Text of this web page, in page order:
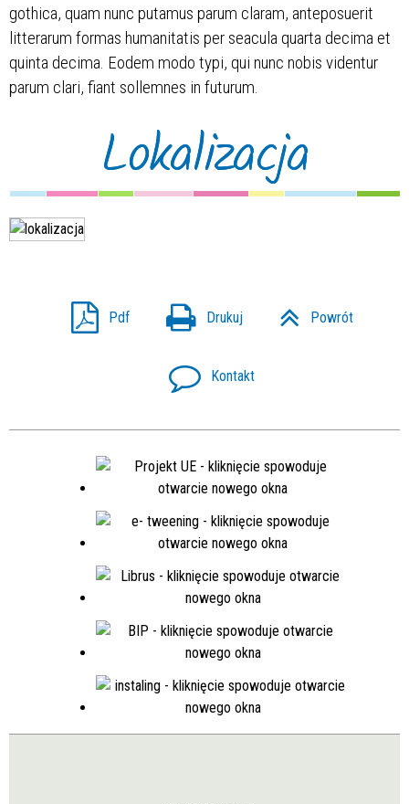
gothica, quam nunc putamus parum claram, anteposuerit
litterarum formas humanitatis per seacula quarta decima et
quinta decima. Eodem modo typi, qui nunc nobis videntur
parum clari, fiant sollemnes in futurum.
Lokalizacja
Pdf Drukuj Powrót
Kontakt